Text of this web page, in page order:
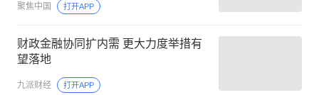
聚焦中国 打开APP
财政金融协同扩内需 更大力度举措有
望落地
九派财经 打开APP